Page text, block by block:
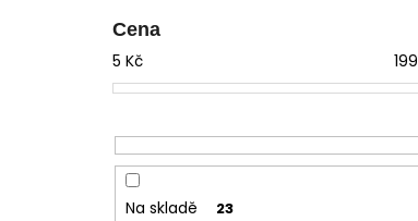
Cena
5 Kč 199
Na skladě 23